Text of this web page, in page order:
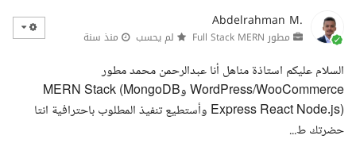
Abdelrahman M.
مطور Full Stack MERN لم يحسب منذ سنة
السلام عليكم استاذة مناهل أنا عبدالرحمن محمد مطور
WordPress/WooCommerce وMERN Stack (MongoDB
Express React Node.js) وأستطيع تنفيذ المطلوب باحترافية انتا
حضرتك ط...